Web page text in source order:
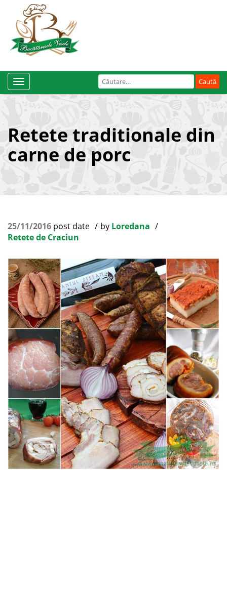
Caută
după:
Toggle
Navigation
Retete traditionale din
carne de porc
25/11/2016 post date by Loredana
Retete de Craciun